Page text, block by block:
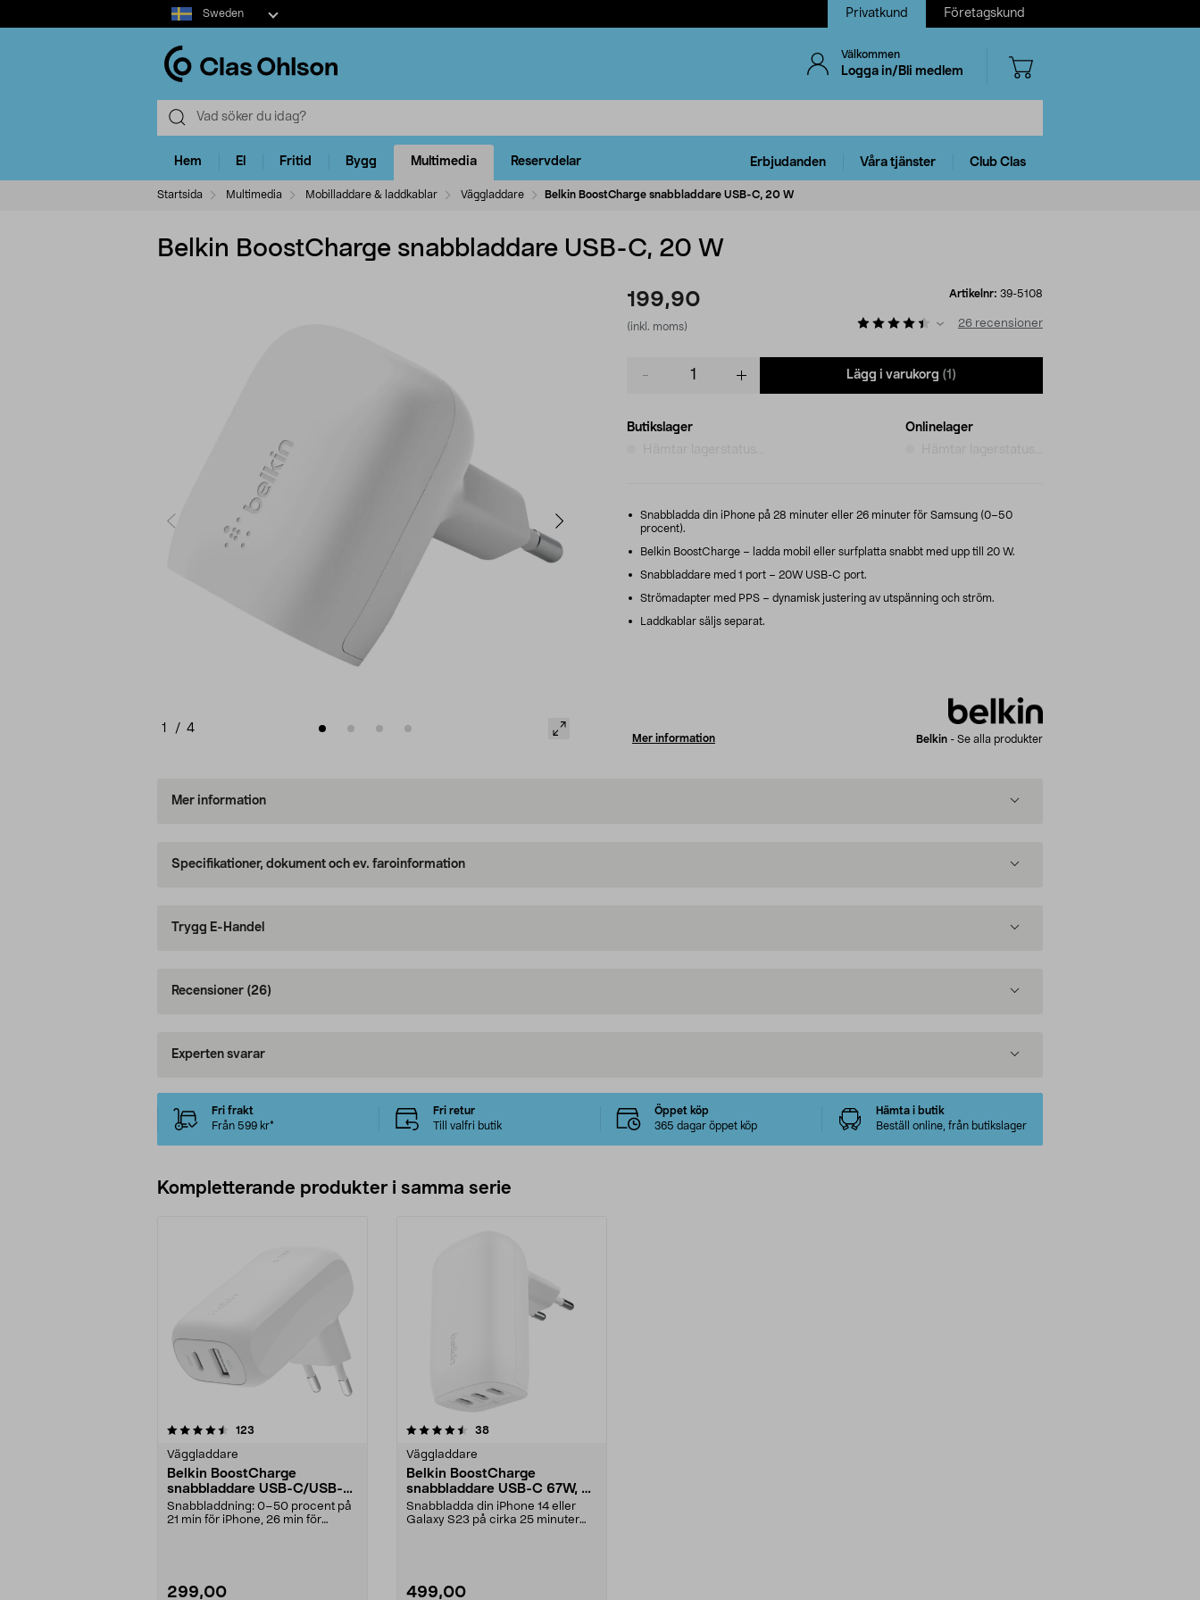
Select
market
Sweden Privatkund Företagskund
Välkommen
Logga in/Bli medlem
Hem El Fritid Bygg Multimedia Reservdelar Erbjudanden Våra tjänster Club Clas
Startsida Multimedia Mobilladdare & laddkablar Väggladdare Belkin BoostCharge snabbladdare USB-C, 20 W
Belkin BoostCharge snabbladdare USB-C, 20 W
1 / 4
199,90
(inkl. moms)
Artikelnr: 39-5108
26 recensioner
Lägg i varukorg (1)
Butikslager
Onlinelager
Snabbladda din iPhone på 28 minuter eller 26 minuter för Samsung (0–50
procent).
Belkin BoostCharge – ladda mobil eller surfplatta snabbt med upp till 20 W.
Snabbladdare med 1 port – 20W USB-C port.
Strömadapter med PPS – dynamisk justering av utspänning och ström.
Laddkablar säljs separat.
Mer information Belkin - Se alla produkter
Mer information
Specifikationer, dokument och ev. faroinformation
Trygg E-Handel
Recensioner (26)
Experten svarar
Fri frakt
Från 599 kr*
Fri retur
Till valfri butik
Öppet köp
365 dagar öppet köp
Hämta i butik
Beställ online, från butikslager
Kompletterande produkter i samma serie
123
Väggladdare
Belkin BoostCharge
snabbladdare USB-C/USB-A,
42 W
Snabbladdning: 0–50 procent på
21 min för iPhone, 26 min för
299,00
4.5av 5 stjärnor 38recensioner
Väggladdare
Belkin BoostCharge
snabbladdare USB-C 67W, 3
portar
Snabbladda din iPhone 14 eller
Galaxy S23 på cirka 25 minuter
499,00